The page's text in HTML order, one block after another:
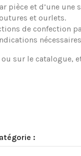
pièce et d’une une
et ourlets.
de confection
sur le catalogue,
: